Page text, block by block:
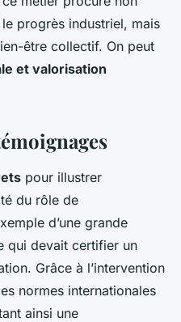
progrès industriel, mais
être collectif. On peut
et valorisation
pour illustrer
du rôle de
d’une grande
qui devait certifier un
Grâce à l’intervention
normes internationales
ainsi une